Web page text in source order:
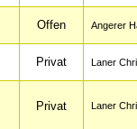
Offen Angerer
Privat Laner
Privat Laner